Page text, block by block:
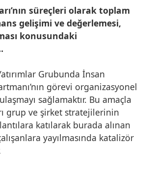
süreçleri olarak toplam
gelişimi ve değerlemesi,
konusundaki
Grubunda İnsan
görevi organizasyonel
sağlamaktır. Bu amaçla
grup ve şirket stratejilerinin
katılarak burada alınan
yayılmasında katalizör